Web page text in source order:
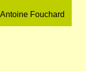
Fouchard